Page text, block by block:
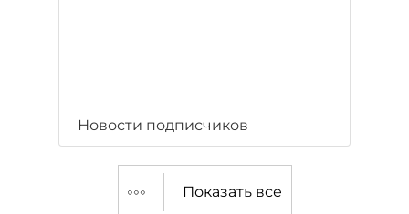
Новости подписчиков
Показать все